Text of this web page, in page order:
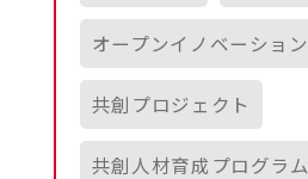
オープンイノベーション
共創プロジェクト
共創人材育成プログラム